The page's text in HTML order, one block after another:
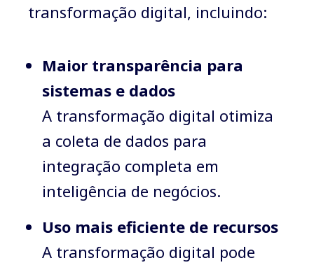
transformação digital, incluindo:
Maior transparência para
sistemas e dados
A transformação digital otimiza
a coleta de dados para
integração completa em
inteligência de negócios.
Uso mais eficiente de recursos
A transformação digital pode